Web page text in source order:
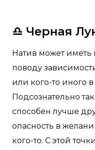
♎️ Черная
Натив может иметь
поводу
или кого-то иного
Подсознательно
способен лучше
опасность в
кого-то. С этой